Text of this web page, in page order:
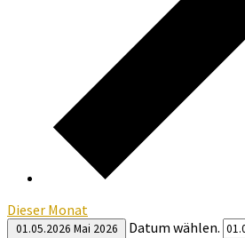
Dieser Monat
01.05.2026 Mai 2026 Datum wählen.